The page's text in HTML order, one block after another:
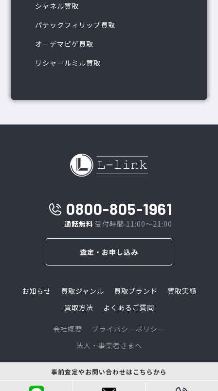
シャネル買取
パテックフィリップ買取
オーデマピゲ買取
リシャールミル買取
0800-805-1961
通話無料 受付時間 11:00～21:00
査定・お申し込み
お知らせ 買取ジャンル 買取ブランド
買取実績
買取方法
よくあるご質問
会社概要
プライバシーポリシー
法人・事業者さまへ